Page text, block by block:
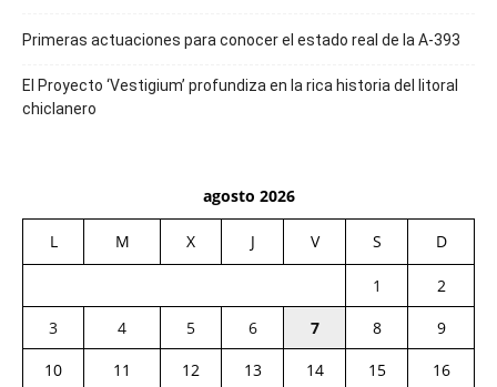
Primeras actuaciones para conocer el estado real de la A-393
El Proyecto ‘Vestigium’ profundiza en la rica historia del litoral
chiclanero
agosto 2026
L M X J V S D
1
2
3
4 5 6 7 8
9
10
11 12 13 14 15
16